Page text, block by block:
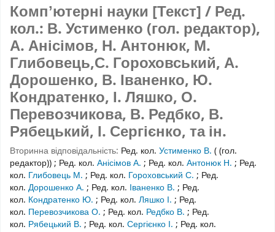
Компʼютерні науки [Текст] / Ред.
кол.: В. Устименко (гол. редактор),
А. Анісімов, Н. Антонюк, М.
Глибовець,С. Гороховський, А.
Дорошенко, В. Іваненко, Ю.
Кондратенко, І. Ляшко, О.
Перевозчикова, В. Редбко, В.
Рябецький, І. Сергієнко, та ін.
Вторинна відповідальність: Ред. кол. Устименко В. ( (гол.
редактор)); Ред. кол. Анісімов А. ; Ред. кол. Антонюк Н. ; Ред.
кол. Глибовець М. ; Ред. кол. Гороховський С. ; Ред.
кол. Дорошенко А. ; Ред. кол. Іваненко В. ; Ред.
кол. Кондратенко Ю. ; Ред. кол. Ляшко І. ; Ред.
кол. Перевозчикова О. ; Ред. кол. Редбко В. ; Ред.
кол. Рябецький В. ; Ред. кол. Сергієнко І. ; Ред. кол.